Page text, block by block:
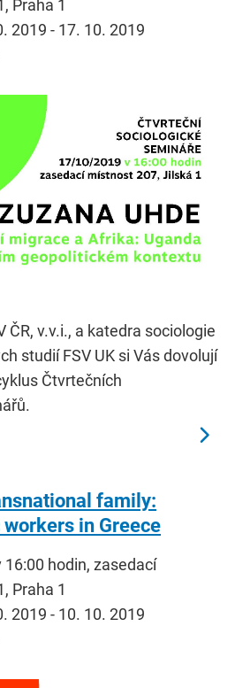
Praha 1
2019 - 17. 10. 2019
ČR, v.v.i., a katedra sociologie
studií FSV UK si Vás dovolují
Čtvrtečních
family:
in Greece
hodin, zasedací
Praha 1
2019 - 10. 10. 2019